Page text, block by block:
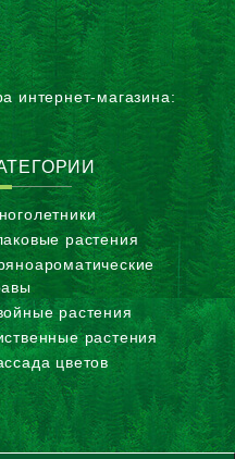
интернет-магазина:
растения
растения
растения
цветов